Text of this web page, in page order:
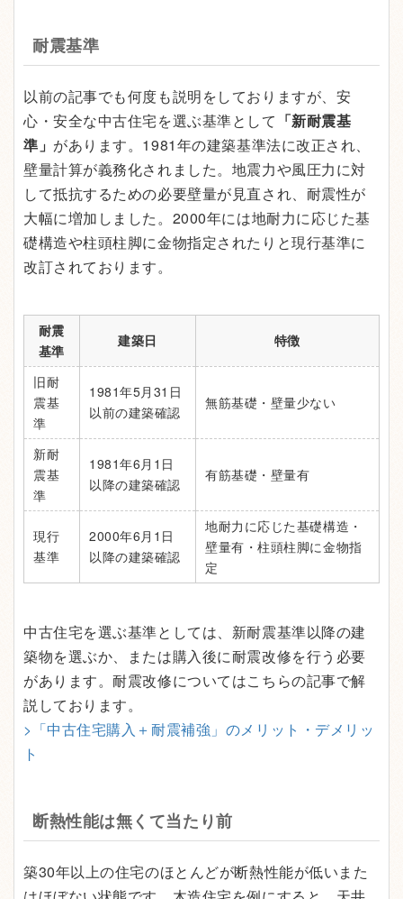
耐震基準
以前の記事でも何度も説明をしておりますが、安
心・安全な中古住宅を選ぶ基準として 「新耐震基
準」 があります。1981年の建築基準法に改正され、
壁量計算が義務化されました。地震力や風圧力に対
して抵抗するための必要壁量が見直され、耐震性が
大幅に増加しました。2000年には地耐力に応じた基
礎構造や柱頭柱脚に金物指定されたりと現行基準に
改訂されております。
耐震
基準
建築日 特徴
旧耐
震基
準
1981年5月31日
以前の建築確認
無筋基礎・壁量少ない
新耐
震基
準
1981年6月1日
以降の建築確認
有筋基礎・壁量有
現行
基準
2000年6月1日
以降の建築確認
地耐力に応じた基礎構造・
壁量有・柱頭柱脚に金物指
定
中古住宅を選ぶ基準としては、新耐震基準以降の建
築物を選ぶか、または購入後に耐震改修を行う必要
があります。耐震改修についてはこちらの記事で解
説しております。
>「中古住宅購入＋耐震補強」のメリット・デメリッ
ト
断熱性能は無くて当たり前
築30年以上の住宅のほとんどが断熱性能が低いまた